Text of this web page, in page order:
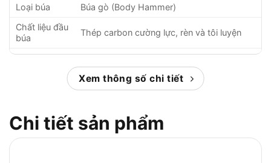
Loại búa
Búa gò (Body Hammer)
Chất liệu đầu
búa
Thép carbon cường lực, rèn và tôi luyện
Chất liệu cán
Gỗ cứng đã qua xử lý chống cong vênh,
chống mối mọt
Trọng lượng
đầu búa
Khoảng 300 – 500g (tùy từng model cụ thể)
Xem thông số chi tiết
Chi tiết sản phẩm